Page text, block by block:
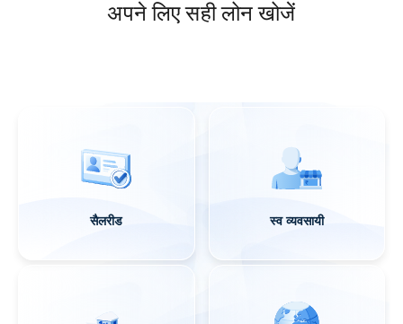
अपने लिए सही लोन खोजें
सैलरीड स्व व्यवसायी